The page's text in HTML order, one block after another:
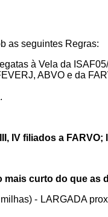
as seguintes Regras:
à Vela da
ABVO e da
IV filiados a
curto do que as
- LARGADA